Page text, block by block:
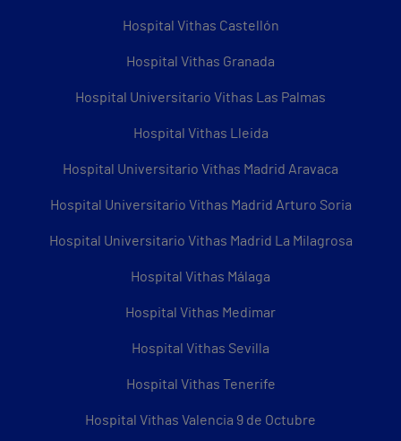
Hospital Vithas Castellón
Hospital Vithas Granada
Hospital Universitario Vithas Las Palmas
Hospital Vithas Lleida
Hospital Universitario Vithas Madrid Aravaca
Hospital Universitario Vithas Madrid Arturo Soria
Hospital Universitario Vithas Madrid La Milagrosa
Hospital Vithas Málaga
Hospital Vithas Medimar
Hospital Vithas Sevilla
Hospital Vithas Tenerife
Hospital Vithas Valencia 9 de Octubre